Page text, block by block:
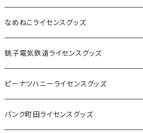
なめねこライセンスグッズ
Tシャツ
キャップ
ステッカー
銚子電気鉄道ライセンスグッズ
ステッカー
缶バッジ
ピーナツハニーライセンスグッズ
Tシャツ
パンク町田ライセンスグッズ